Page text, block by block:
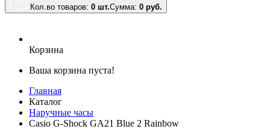
Кол.во товаров: 0 шт.Сумма: 0 руб.
Корзина
Ваша корзина пуста!
Главная
Каталог
Наручные часы
Casio G-Shock GA21 Blue 2 Rainbow